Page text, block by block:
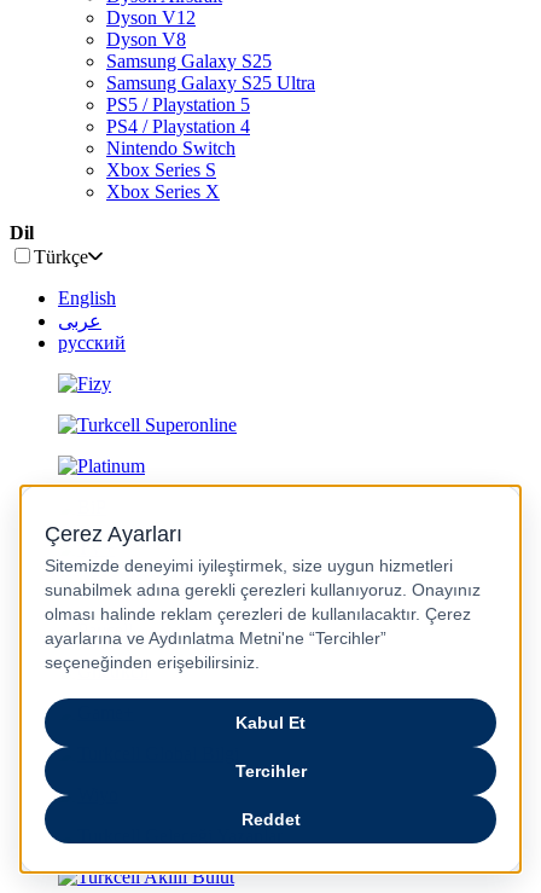
Dyson V12
Dyson V8
Samsung Galaxy S25
Samsung Galaxy S25 Ultra
PS5 / Playstation 5
PS4 / Playstation 4
Nintendo Switch
Xbox Series S
Xbox Series X
Dil
Türkçe
English
عربى
русский